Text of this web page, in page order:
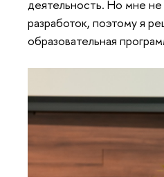
деятельность. Но мне не
разработок, поэтому я
образовательная